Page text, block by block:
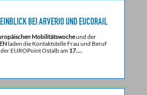
BEI ARVERIO UND EUCORAIL
Mobilitätswocheund der
laden die Kontaktstelle Frau und Beruf
EUROPoint Ostalb am 17.…